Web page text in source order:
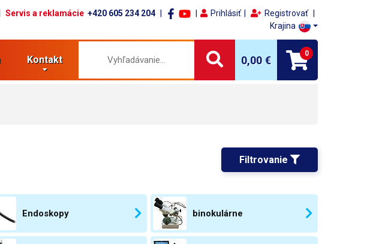
Servis a reklamácie +420 605 234 204 Prihlásiť
Registrovať
Krajina
Kontakt 0,00 €
0
Filtrovanie
Endoskopy binokulárne